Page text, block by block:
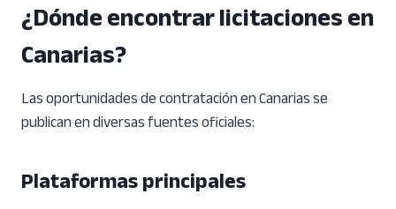
¿Dónde encontrar licitaciones en
Canarias?
Las oportunidades de contratación en Canarias se
publican en diversas fuentes oficiales:
Plataformas principales